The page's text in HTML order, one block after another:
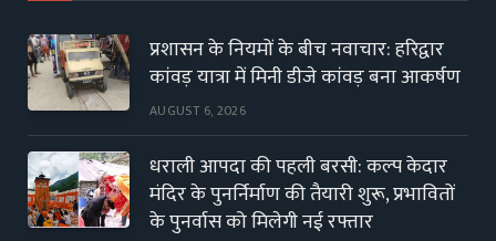
प्रशासन के नियमों के बीच नवाचार: हरिद्वार
कांवड़ यात्रा में मिनी डीजे कांवड़ बना आकर्षण
AUGUST 6, 2026
धराली आपदा की पहली बरसी: कल्प केदार
मंदिर के पुनर्निर्माण की तैयारी शुरू, प्रभावितों
के पुनर्वास को मिलेगी नई रफ्तार